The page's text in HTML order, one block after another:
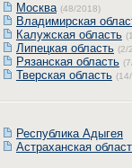
Москва (48/2018)
Владимирская
Калужская область
Липецкая область (2/
Рязанская область
Тверская область
Республика Адыгея
Астраханская